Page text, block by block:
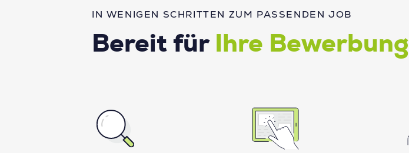
IN WENIGEN SCHRITTEN ZUM PASSENDEN JOB
Bereit für Ihre Bewerbung